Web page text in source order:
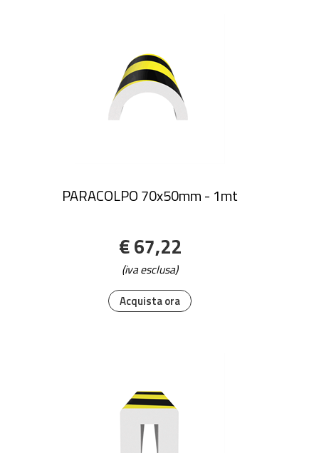
Acquista ora
PARACOLPO 70x50mm - 1mt
€ 67,22
(iva esclusa)